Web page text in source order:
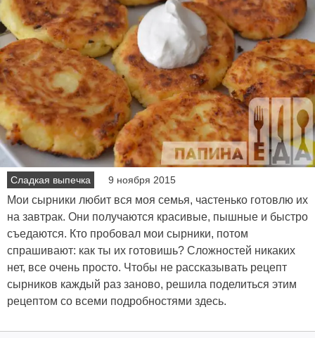
Сладкая выпечка 9 ноября 2015
Мои сырники любит вся моя семья, частенько готовлю их
на завтрак. Они получаются красивые, пышные и быстро
съедаются. Кто пробовал мои сырники, потом
спрашивают: как ты их готовишь? Сложностей никаких
нет, все очень просто. Чтобы не рассказывать рецепт
сырников каждый раз заново, решила поделиться этим
рецептом со всеми подробностями здесь.